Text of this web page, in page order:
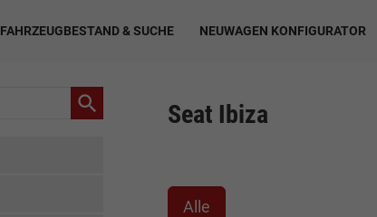
FAHRZEUGBESTAND & SUCHE NEUWAGEN KONFIGURATOR
Seat Ibiza
Alle